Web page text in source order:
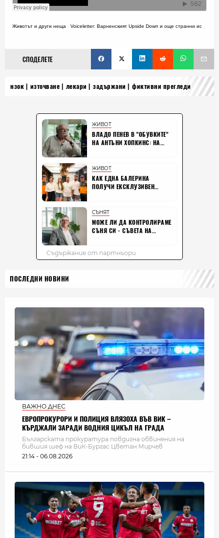
Животът и други неща · Voiceletter: Варненският Upside Down и още странни истории, Епизод 17
СПОДЕЛЕТЕ
нзок източване лекари задържани фиктивни прегледи
ПОСЛЕДНИ НОВИНИ
ВАЖНО ДНЕС
ЕВРОПРОКУРОРИ И ПОЛИЦИЯ ВЛЯЗОХА ВЪВ ВИК –
КЪРДЖАЛИ ЗАРАДИ ВОДНИЯ ЦИКЪЛ НА ГРАДА
Българската прокуратура повдигна обвинения на
бившия шеф на ВиК-Бургас Цветан Мирчев
21:14 - 06.08.2026